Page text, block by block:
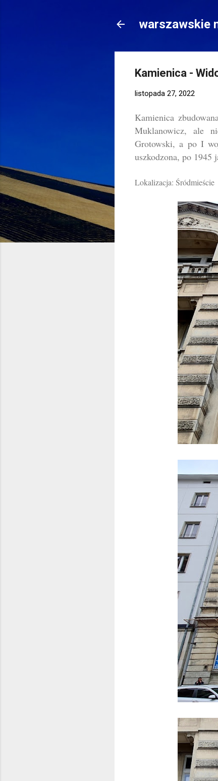
warszawskie
Kamienica -
listopada 27, 2022
Kamienica
Muklanowicz, ale
Grotowski, a po I
uszkodzona, po 1945
Lokalizacja: Śródmieście